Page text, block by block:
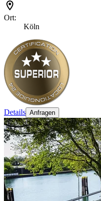
Ort:
Köln
Details Anfragen